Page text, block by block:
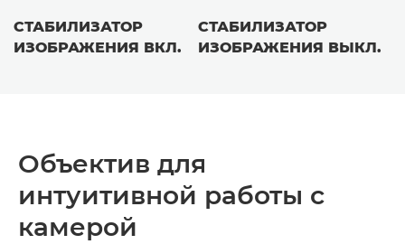
СТАБИЛИЗАТОР
ИЗОБРАЖЕНИЯ ВКЛ.
СТАБИЛИЗАТОР
ИЗОБРАЖЕНИЯ ВЫКЛ.
Объектив для
интуитивной работы с
камерой